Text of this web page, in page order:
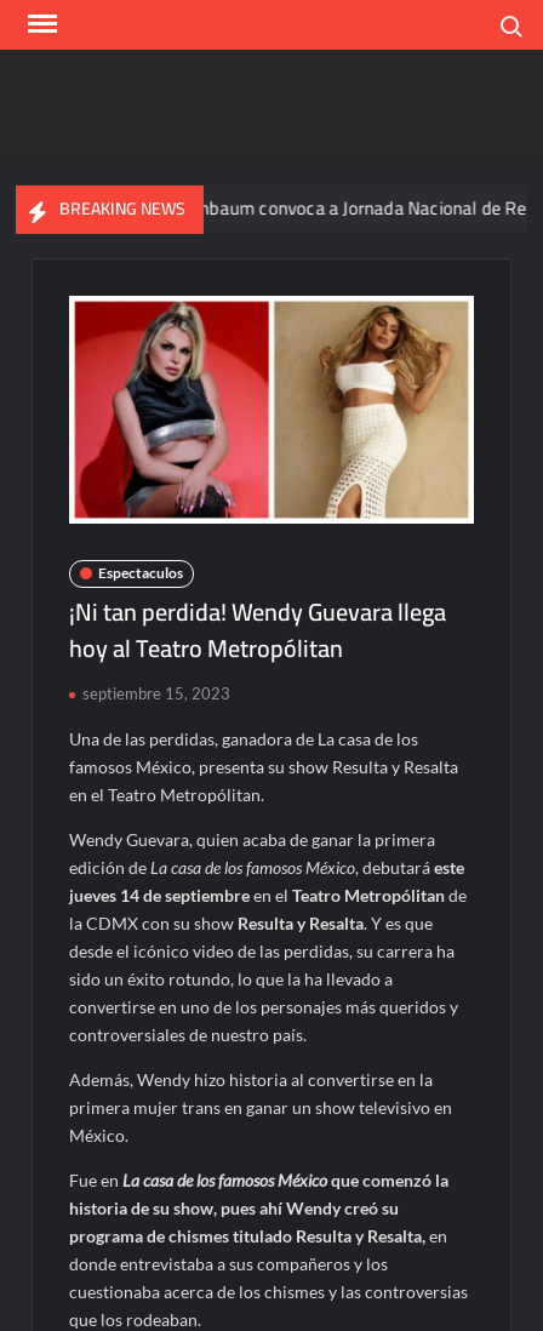
Skip
BREAKING NEWS
Sheinbaum convoca a Jornada Nacional de
Espectaculos
¡Ni tan perdida! Wendy Guevara llega
hoy al Teatro Metropólitan
septiembre 15, 2023
Una de las perdidas, ganadora de La casa de los
famosos México, presenta su show Resulta y Resalta
en el Teatro Metropólitan.
Wendy Guevara, quien acaba de ganar la primera
edición deLa casa de los famosos México, debutaráeste
jueves 14 de septiembreen el Teatro Metropólitande
la CDMX con su show Resulta y Resalta. Y es que
desde el icónico video de las perdidas, su carrera ha
sido un éxito rotundo, lo que la ha llevado a
convertirse en uno de los personajes más queridos y
controversiales de nuestro país.
Además, Wendy hizo historia al convertirse en la
primera mujer trans en ganar un show televisivo en
México.
Fue enLa casa de los famosos Méxicoque comenzó la
historia de su show, pues ahí Wendy creó su
programa de chismes titulado Resulta y Resalta,en
donde entrevistaba a sus compañeros y los
cuestionaba acerca de los chismes y las controversias
que los rodeaban.